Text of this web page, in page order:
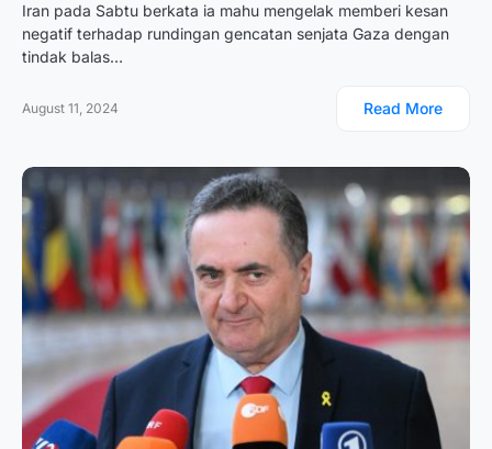
Iran pada Sabtu berkata ia mahu mengelak memberi kesan
negatif terhadap rundingan gencatan senjata Gaza dengan
tindak balas…
August 11, 2024 Read More